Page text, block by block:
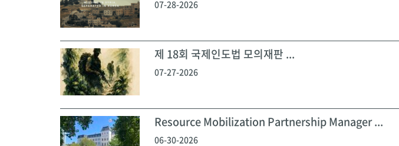
07-28-2026
제 18회 국제인도법 모의재판 ...
07-27-2026
Resource Mobilization Partnership Manager ...
06-30-2026